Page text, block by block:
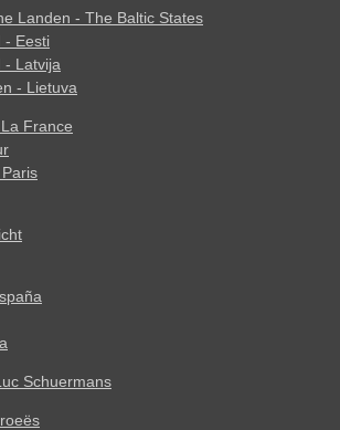
Landen - The Baltic States
- Eesti
- Latvija
- Lietuva
France
Schuermans